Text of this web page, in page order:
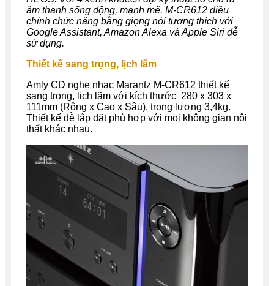
âm thanh sống động, mạnh mẽ. M-CR612 điều
chỉnh chức năng bằng giọng nói tương thích với
Google Assistant, Amazon Alexa và Apple Siri dễ
sử dụng.
Thiết kế sang trọng, lịch lãm
Amly CD nghe nhạc Marantz M-CR612 thiết kế
sang trọng, lịch lãm với kích thước 280 x 303 x
111mm (Rộng x Cao x Sâu), trọng lượng 3,4kg.
Thiết kế dễ lắp đặt phù hợp với mọi không gian nội
thất khác nhau.